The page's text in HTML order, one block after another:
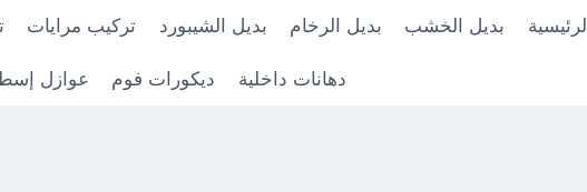
الرئيسية بديل الخشب بديل الرخام بديل الشيبورد تركيب مرايات
دهانات داخلية ديكورات فوم عوازل